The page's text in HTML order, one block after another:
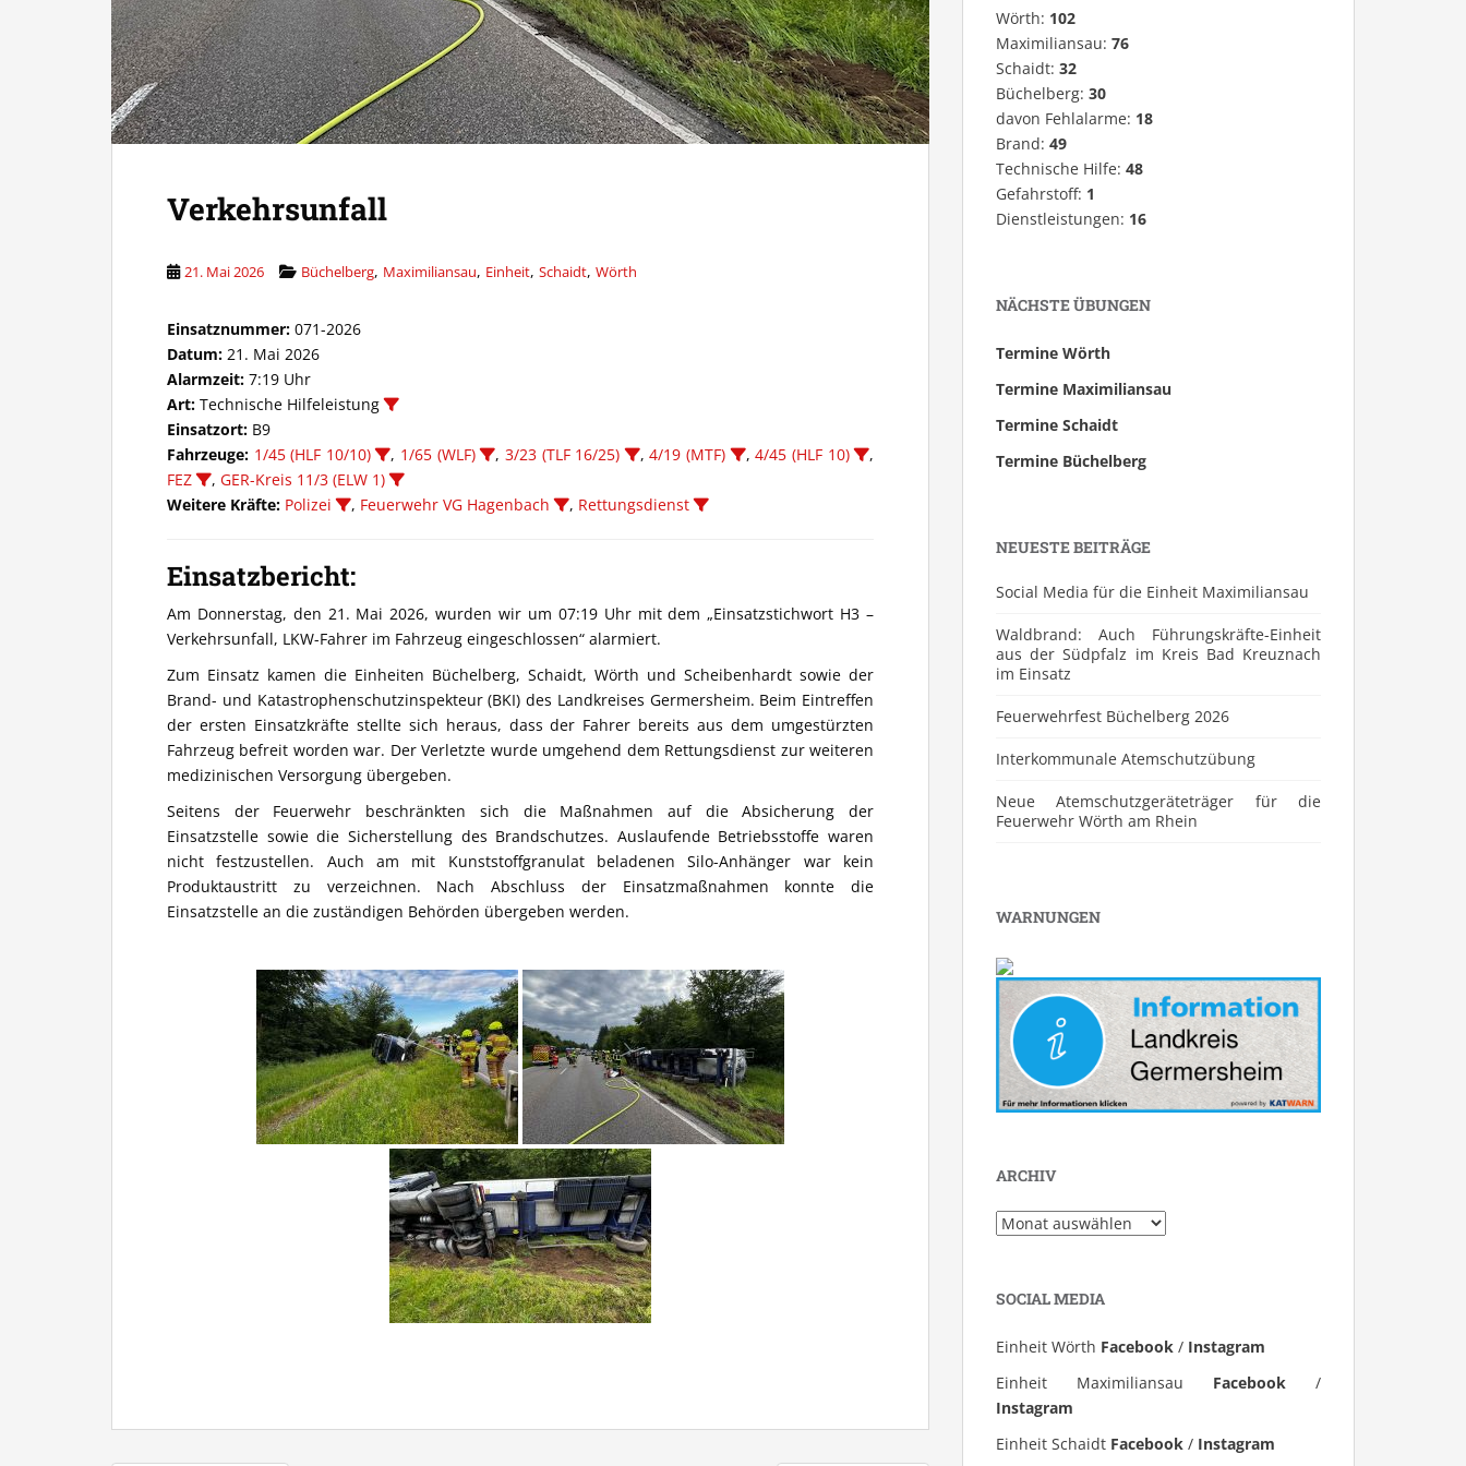
Verkehrsunfall
21. Mai 2026 Büchelberg, Maximiliansau, Einheit, Schaidt, Wörth
Einsatznummer: 071-2026
Datum: 21. Mai 2026
Alarmzeit: 7:19 Uhr
Art: Technische Hilfeleistung
Einsatzort: B9
Fahrzeuge: 1/45 (HLF 10/10) , 1/65 (WLF) , 3/23 (TLF 16/25) ,4/19 (MTF) ,4/45 (HLF 10)
,
FEZ
, GER-Kreis 11/3 (ELW 1)
Weitere Kräfte: Polizei , Feuerwehr VG Hagenbach , Rettungsdienst
Einsatzbericht:
Am Donnerstag, den 21. Mai 2026, wurden wir um 07:19 Uhr mit dem „Einsatzstichwort H3 –
Verkehrsunfall, LKW-Fahrer im Fahrzeug eingeschlossen“ alarmiert.
Zum Einsatz kamen die Einheiten Büchelberg, Schaidt, Wörth und Scheibenhardt sowie der
Brand- und Katastrophenschutzinspekteur (BKI) des Landkreises Germersheim. Beim Eintreffen
der ersten Einsatzkräfte stellte sich heraus, dass der Fahrer bereits aus dem umgestürzten
Fahrzeug befreit worden war. Der Verletzte wurde umgehend dem Rettungsdienst zur weiteren
medizinischen Versorgung übergeben.
Seitens der Feuerwehr beschränkten sich die Maßnahmen auf die Absicherung der
Einsatzstelle sowie die Sicherstellung des Brandschutzes. Auslaufende Betriebsstoffe waren
nicht festzustellen. Auch am mit Kunststoffgranulat beladenen Silo-Anhänger war kein
Produktaustritt zu verzeichnen. Nach Abschluss der Einsatzmaßnahmen konnte die
Einsatzstelle an die zuständigen Behörden übergeben werden.
Wörth: 102
Maximiliansau: 76
Schaidt: 32
Büchelberg: 30
davon Fehlalarme: 18
Brand: 49
Technische Hilfe: 48
Gefahrstoff: 1
Dienstleistungen: 16
NÄCHSTE ÜBUNGEN
Termine Wörth
Termine Maximiliansau
Termine Schaidt
Termine Büchelberg
NEUESTE BEITRÄGE
Social Media für die Einheit Maximiliansau
Waldbrand: Auch Führungskräfte-Einheit
aus der Südpfalz im Kreis Bad Kreuznach
im Einsatz
Feuerwehrfest Büchelberg 2026
⁠Interkommunale Atemschutzübung
Neue Atemschutzgeräteträger für die
Feuerwehr Wörth am Rhein
WARNUNGEN
ARCHIV
Archiv
SOCIAL MEDIA
Einheit Wörth Facebook / Instagram
Einheit Maximiliansau Facebook /
Instagram
Einheit Schaidt Facebook / Instagram